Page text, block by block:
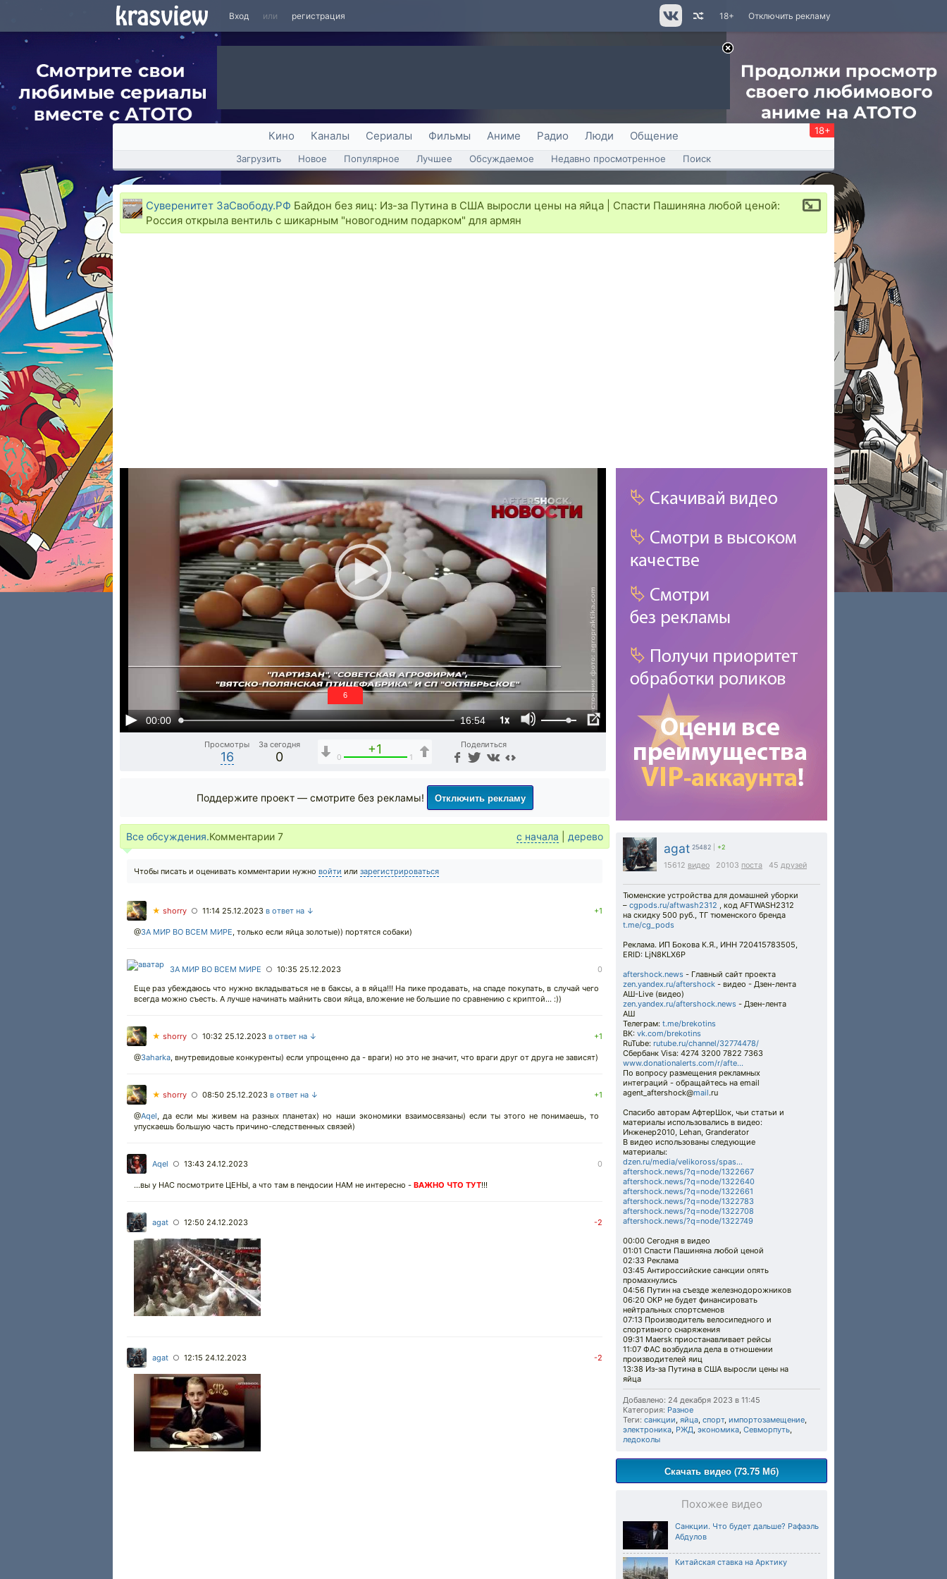
Вход или регистрация Отключить рекламу
18+
Кино Каналы Сериалы Фильмы Аниме Радио Люди Общение 18+
Загрузить Новое Популярное Лучшее Обсуждаемое Недавно просмотренное Поиск
Суверенитет ЗаСвободу.РФ Байдон без яиц: Из-за Путина в США выросли цены на яйца | Спасти Пашиняна любой ценой:
Россия открыла вентиль с шикарным "новогодним подарком" для армян
00:00 16:54 1x
5
Просмотры
16
За сегодня
0
+1
0 1
Поделиться
agat 25482 +2
15612 видео 20103 поста 45 друзей
Тюменские устройства для домашней уборки
– cgpods.ru/aftwash2312 , код AFTWASH2312
на скидку 500 руб., ТГ тюменского бренда
t.me/cg_pods
Реклама. ИП Бокова К.Я., ИНН 720415783505,
ERID: LjN8KLX6P
aftershock.news - Главный сайт проекта
zen.yandex.ru/aftershock - видео - Дзен-лента
АШ-Live (видео)
zen.yandex.ru/aftershock.news - Дзен-лента
АШ
Телеграм: t.me/brekotins
ВК: vk.com/brekotins
RuTube: rutube.ru/channel/32774478/
Сбербанк Visa: 4274 3200 7822 7363
www.donationalerts.com/r/afte...
По вопросу размещения рекламных
интеграций - обращайтесь на email
agent_aftershock@mail.ru
Спасибо авторам АфтерШок, чьи статьи и
материалы использовались в видео:
Инженер2010, Lehan, Granderator
В видео использованы следующие
материалы:
dzen.ru/media/velikoross/spas...
aftershock.news/?q=node/1322667
aftershock.news/?q=node/1322640
aftershock.news/?q=node/1322661
aftershock.news/?q=node/1322783
aftershock.news/?q=node/1322708
aftershock.news/?q=node/1322749
00:00 Сегодня в видео
01:01 Спасти Пашиняна любой ценой
02:33 Реклама
03:45 Антироссийские санкции опять
промахнулись
04:56 Путин на съезде железнодорожников
06:20 ОКР не будет финансировать
нейтральных спортсменов
07:13 Производитель велосипедного и
спортивного снаряжения
09:31 Maersk приостанавливает рейсы
11:07 ФАС возбудила дела в отношении
производителей яиц
13:38 Из-за Путина в США выросли цены на
яйца
Добавлено: 24 декабря 2023 в 11:45
Категория: Разное
Теги: санкции яйца спорт, импортозамещение
электроника РЖД экономика Севморпуть
ледоколы
Скачать видео (73.75 Мб)
Похожее видео
Санкции. Что будет дальше? Рафаэль
Абдулов
Китайская ставка на Арктику
Поддержите проект — смотрите без рекламы! Отключить рекламу
Все обсуждения.Комментарии 7 с начала дерево
Чтобы писать и оценивать комментарии нужно войти или зарегистрироваться
★ shorry ○ 11:14 25.12.2023 в ответ на ↓ +1
@ЗА МИР ВО ВСЕМ МИРЕ только если яйца золотые)) портятся собаки)
ЗА МИР ВО ВСЕМ МИРЕ ○ 10:35 25.12.2023
0
Еще раз убеждаюсь что нужно вкладываться не в баксы, а в яйца!!! На пике продавать, на спаде покупать, в случай чего
всегда можно съесть. А лучше начинать майнить свои яйца, вложение не большие по сравнению с криптой... :))
★ shorry ○ 10:32 25.12.2023 в ответ на ↓ +1
@3aharka внутревидовые конкуренты) если упрощенно да - враги) но это не значит, что враги друг от друга не зависят)
★ shorry ○ 08:50 25.12.2023 в ответ на ↓ +1
@Aqel
да если мы живем на разных планетах) но наши экономики взаимосвязаны) если ты этого не понимаешь, то
упускаешь большую часть причино-следственных связей)
Aqel ○ 13:43 24.12.2023 0
...вы у НАС посмотрите ЦЕНЫ, а что там в пендосии НАМ не интересно - ВАЖНО ЧТО ТУТ!!!
agat ○ 12:50 24.12.2023 -2
agat ○ 12:15 24.12.2023 -2